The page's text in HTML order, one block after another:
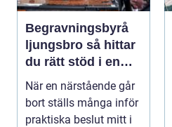
Begravningsbyrå
ljungsbro så hittar
du rätt stöd i en
svår tid
När en närstående går
bort ställs många inför
praktiska beslut mitt i